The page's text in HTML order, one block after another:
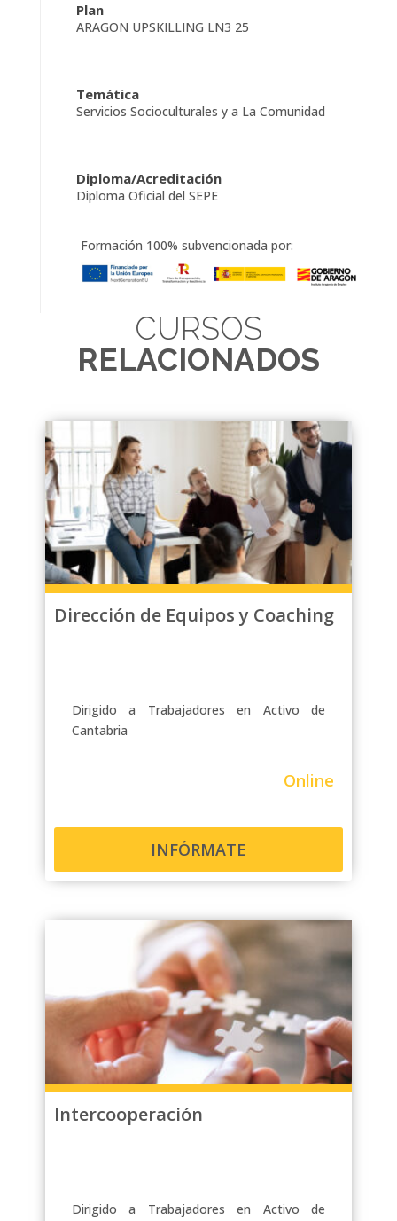
Plan
ARAGON UPSKILLING LN3 25
Temática
Servicios Socioculturales y a La Comunidad
Diploma/Acreditación
Diploma Oficial del SEPE
Formación 100% subvencionada por:
CURSOS
RELACIONADOS
Dirección de Equipos y Coaching
Dirigido a Trabajadores en Activo de
Cantabria
Online
INFÓRMATE
Intercooperación
Dirigido a Trabajadores en Activo de